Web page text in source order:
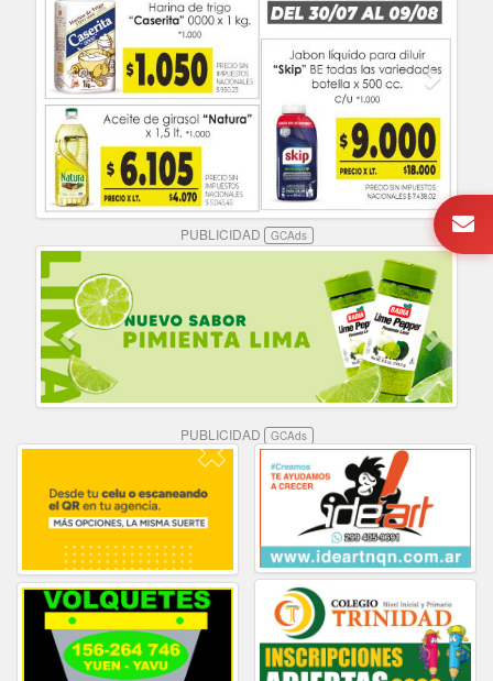
PUBLICIDAD GCAds
PUBLICIDAD GCAds